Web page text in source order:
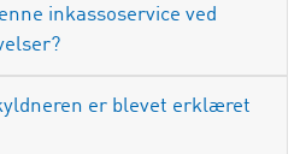
inkassoservice ved
er blevet erklæret